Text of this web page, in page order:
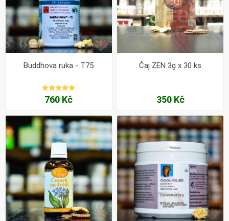
Buddhova ruka - T75
760 Kč
Čaj ZEN 3g x 30 ks
350 Kč